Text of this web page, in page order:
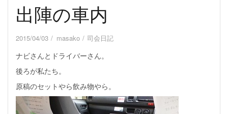
出陣の車内
2015/04/03 masako 司会日記
ナビさんとドライバーさん。
後ろが私たち。
原稿のセットやら飲み物やら。